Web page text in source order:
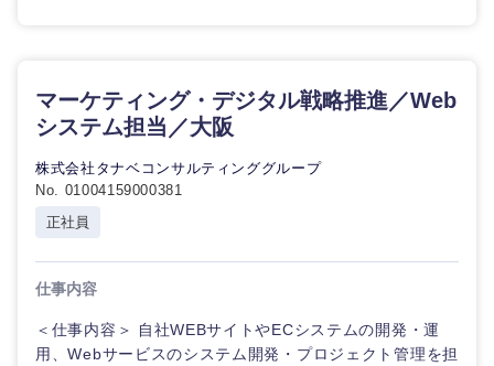
マーケティング・デジタル戦略推進／Web
システム担当／大阪
株式会社タナベコンサルティンググループ
No. 01004159000381
正社員
仕事内容
＜仕事内容＞ 自社WEBサイトやECシステムの開発・運
用、Webサービスのシステム開発・プロジェクト管理を担